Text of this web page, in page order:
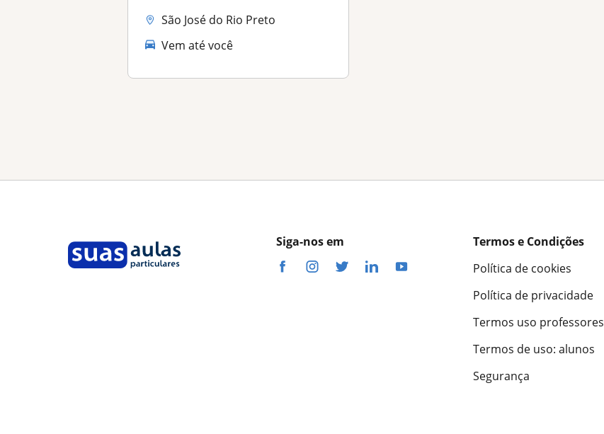
São José do Rio Preto
Vem até você
Siga-nos em
Termos e Condições
Política de cookies
Política de privacidade
Termos uso professores
Termos de uso: alunos
Segurança